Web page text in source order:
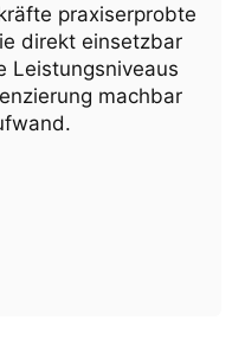
praxiserprobte
direkt einsetzbar
Leistungsniveaus
machbar